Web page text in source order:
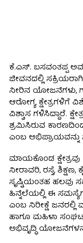
ಕೆ.ಎಸ್. ಬಸವಂತಪ್ಪ
ಜೀವನದಲ್ಲಿ
ನೀರಿನ ಯೋಜನೆಗಳು,
ಆರೋಗ್ಯ ಕ್ಷೇತ್ರಗಳಿಗೆ
ವಿಶ್ವಾಸ ಗಳಿಸಿದ್ದಾರೆ.
ಶ್ರಮಿಸಿರುವ
ಎಂಬ ಅಭಿಪ್ರಾಯವನ್ನು
ಮಾಯಕೊಂಡ ಕ್ಷೇತ್ರವು
ನೀರಾವರಿ, ರಸ್ತೆ,
ಸೃಷ್ಟಿಯಂತಹ ಹಲವು
ಹಿನ್ನೆಲೆಯಲ್ಲಿ ಈ
ಎಂಬ ನಿರೀಕ್ಷೆ
ಹಾಗೂ ಮಹಿಳಾ
ಅಭಿವೃದ್ಧಿ